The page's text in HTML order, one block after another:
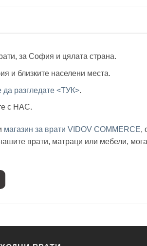
за София и цялата страна.
и близките населени места.
разгледате <ТУК>.
с НАС.
магазин за врати VIDOV COMMERCE,
врати, матраци или мебели,